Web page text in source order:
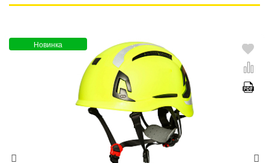
Новинка